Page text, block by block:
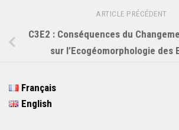
ARTICLE PRÉCÉDENT
C3E2 : Conséquences du
sur l’Ecogéomorphologie des
Français
English